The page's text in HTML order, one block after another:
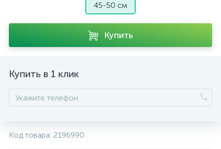
45-50 см
Купить
Купить в 1 клик
Код товара: 2196990